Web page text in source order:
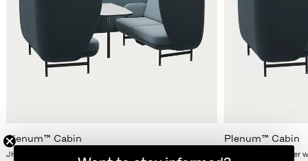
Plenum™ Cabin
JH1004T, 4-seater with Table
Plenum™ Cabin
JH1004TS, 4-seater